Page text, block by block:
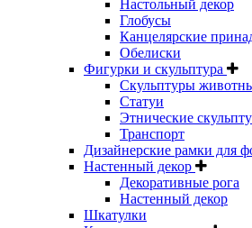
Настольный декор
Глобусы
Канцелярские
Обелиски
Фигурки и скульптура
Скульптуры
Статуи
Этнические
Транспорт
Дизайнерские рамки для
Настенный декор
Декоративные рога
Настенный декор
Шкатулки